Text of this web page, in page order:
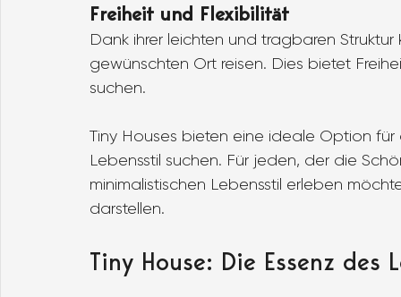
Freiheit und Flexibilität
Dank ihrer leichten und tragbaren
gewünschten Ort reisen. Dies bietet
suchen.
Tiny Houses bieten eine ideale Option
Lebensstil suchen. Für jeden, der die
minimalistischen Lebensstil erleben
darstellen.
Tiny House: Die Essenz des